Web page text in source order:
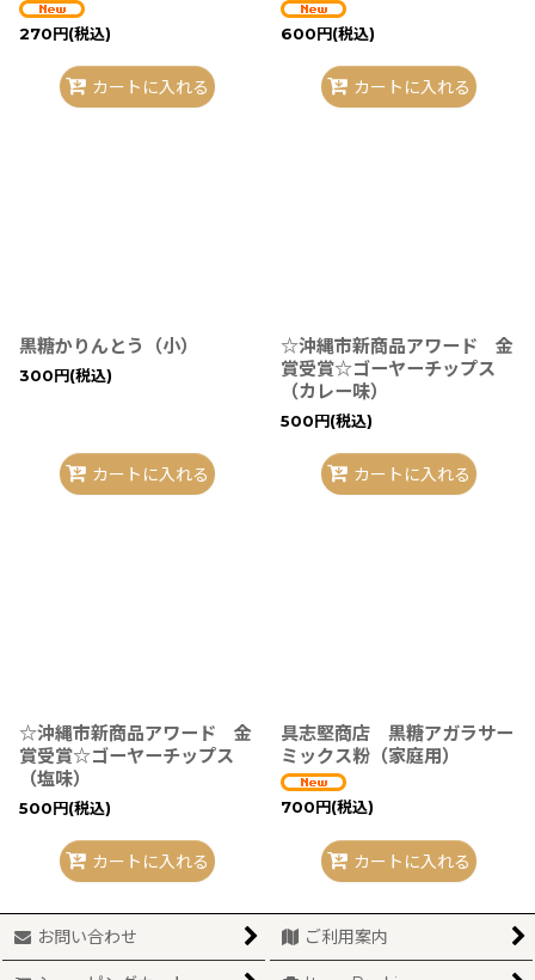
270円(税込)
カートに入れる
600円(税込)
カートに入れる
黒糖かりんとう（小）
300円(税込)
カートに入れる
☆沖縄市新商品アワード 金
賞受賞☆ゴーヤーチップス
（カレー味）
500円(税込)
カートに入れる
☆沖縄市新商品アワード 金
賞受賞☆ゴーヤーチップス
（塩味）
500円(税込)
カートに入れる
具志堅商店 黒糖アガラサー
ミックス粉（家庭用）
700円(税込)
カートに入れる
お問い合わせ ご利用案内